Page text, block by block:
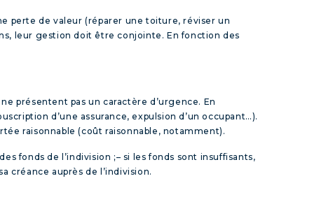
perte de valeur (réparer une toiture, réviser un
leur gestion doit être conjointe. En fonction des
présentent pas un caractère d’urgence. En
d’une assurance, expulsion d’un occupant…).
raisonnable (coût raisonnable, notamment).
fonds de l’indivision ;– si les fonds sont insuffisants,
créance auprès de l’indivision.